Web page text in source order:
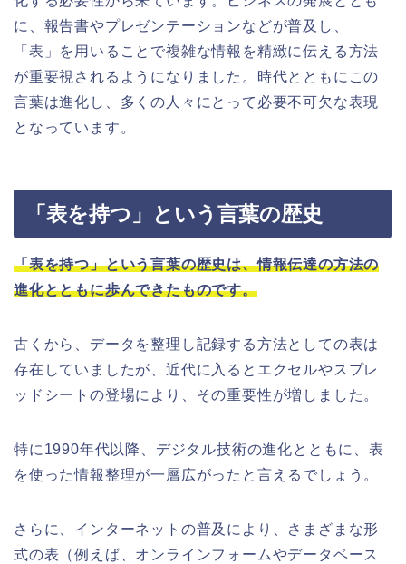
に、報告書やプレゼンテーションなどが普及し、
「表」を用いることで複雑な情報を精緻に伝える方法
が重要視されるようになりました。時代とともにこの
言葉は進化し、多くの人々にとって必要不可欠な表現
となっています。
「表を持つ」という言葉の歴史
「表を持つ」という言葉の歴史は、情報伝達の方法の
進化とともに歩んできたものです。
古くから、データを整理し記録する方法としての表は
存在していましたが、近代に入るとエクセルやスプレ
ッドシートの登場により、その重要性が増しました。
特に1990年代以降、デジタル技術の進化とともに、表
を使った情報整理が一層広がったと言えるでしょう。
さらに、インターネットの普及により、さまざまな形
式の表（例えば、オンラインフォームやデータベース